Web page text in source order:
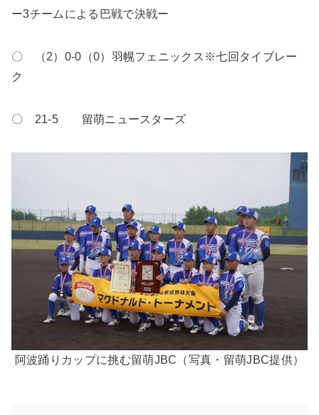
ー3チームによる巴戦で決戦ー
〇 （2）0-0（0）羽幌フェニックス※七回タイブレー
ク
〇 21-5 留萌ニュースターズ
阿波踊りカップに挑む留萌JBC（写真・留萌JBC提供）